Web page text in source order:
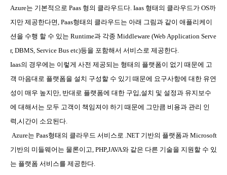
Azure는 기본적으로 Paas 형의 클라우드다. Iaas 형태의 클라우드가 OS까
지만 제공한다면, Paas형태의 클라우드는 아래 그림과 같이 애플리케이
션을 수행 할 수 있는 Runtime과 각종 Middleware (Web Application Serve
r, DBMS, Service Bus etc)등을 포함해서 서비스로 제공한다.
Iaas의 경우에는 이렇게 사전 제공되는 형태의 플랫폼이 없기 때문에 고
객 마음대로 플랫폼을 설치 구성할 수 있기 때문에 요구사항에 대한 유연
성이 매우 높지만, 반대로 플랫폼에 대한 구입,설치 및 설정과 유지보수
에 대해서는 모두 고객이 책임져야 하기 때문에 그만큼 비용과 관리 인
력,시간이 소요된다.
Azure는 Paas형태의 클라우드 서비스로 .NET 기반의 플랫폼과 Microsoft
기반의 미들웨어는 물론이고, PHP,JAVA와 같은 다른 기술을 지원할 수 있
는 플랫폼 서비스를 제공한다.